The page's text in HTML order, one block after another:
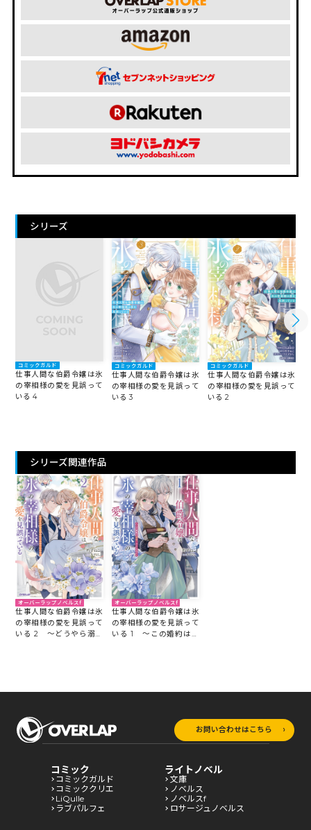
シリーズ
コミックガルド
仕事人間な伯爵令嬢は氷
の宰相様の愛を見誤って
いる 4
コミックガルド
仕事人間な伯爵令嬢は氷
の宰相様の愛を見誤って
いる 3
コミックガルド
仕事人間な伯爵令嬢は氷
の宰相様の愛を見誤って
いる 2
シリーズ関連作品
オーバーラップノベルスf
仕事人間な伯爵令嬢は氷
の宰相様の愛を見誤って
いる 2 ～どうやら溺愛
オーバーラップノベルスf
仕事人間な伯爵令嬢は氷
の宰相様の愛を見誤って
いる 1 ～この婚約は偽
お問い合わせはこちら
コミック
コミックガルド
コミッククリエ
LiQulle
ラブパルフェ
ライトノベル
文庫
ノベルス
ノベルスf
ロサージュノベルス